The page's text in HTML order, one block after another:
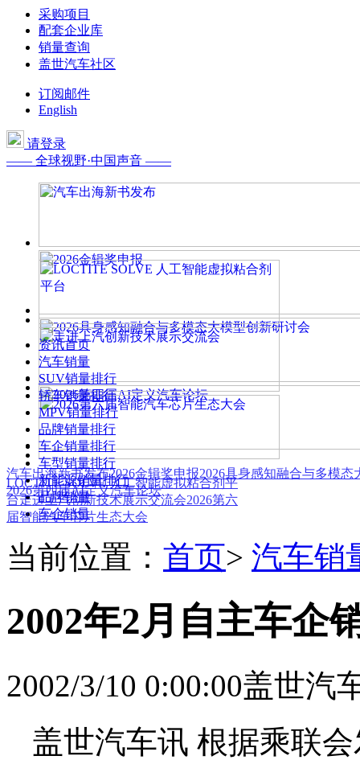
采购项目
配套企业库
销量查询
盖世汽车社区
订阅邮件
English
请登录
—— 全球视野·中国声音 ——
汽车出海新书发布2026金辑奖申报2026具身感知融合与多模态
2026第四届AI定义汽车论坛
LOCTITE SOLVE 人工智能虚拟粘合剂平
台走进上汽创新技术展示交流会2026第六
届智能汽车芯片生态大会
资讯首页
汽车销量
SUV销量排行
轿车销量排行
MPV销量排行
品牌销量排行
车企销量排行
车型销量排行
新能源销量排行
品牌销量
车企销量
当前位置： 首页> 汽车销
2002年2月自主车企
2002/3/10 0:00:00盖世汽
盖世汽车讯 根据乘联